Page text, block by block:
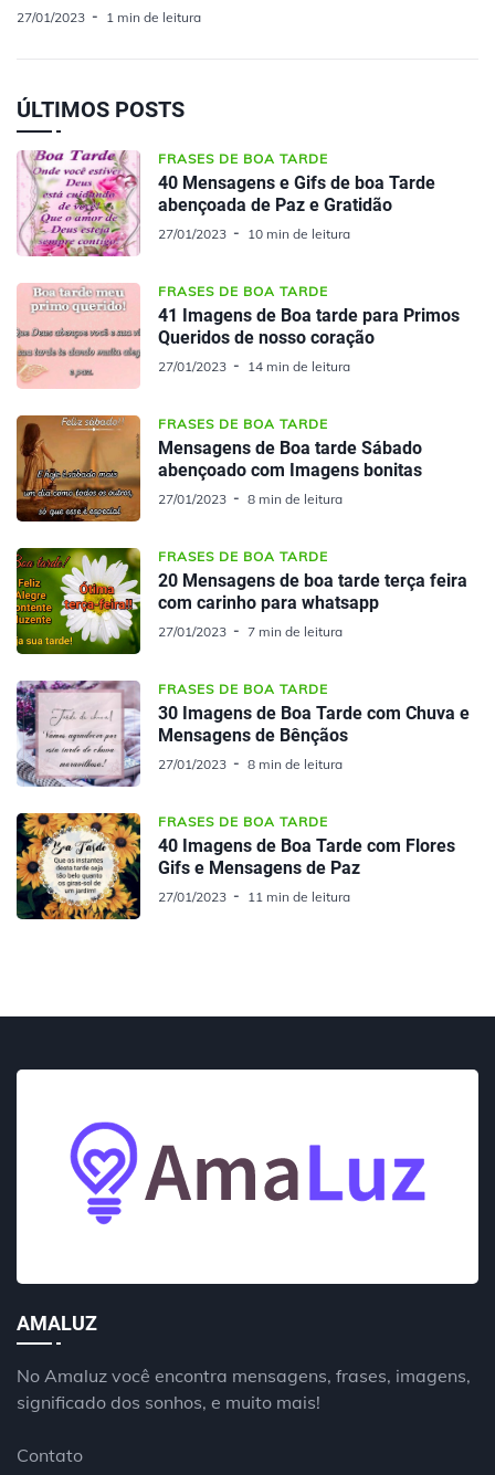
27/01/2023 1 min de leitura
ÚLTIMOS POSTS
FRASES DE BOA TARDE
40 Mensagens e Gifs de boa Tarde
abençoada de Paz e Gratidão
27/01/2023 10 min de leitura
FRASES DE BOA TARDE
41 Imagens de Boa tarde para Primos
Queridos de nosso coração
27/01/2023 14 min de leitura
FRASES DE BOA TARDE
Mensagens de Boa tarde Sábado
abençoado com Imagens bonitas
27/01/2023 8 min de leitura
FRASES DE BOA TARDE
20 Mensagens de boa tarde terça feira
com carinho para whatsapp
27/01/2023 7 min de leitura
FRASES DE BOA TARDE
30 Imagens de Boa Tarde com Chuva e
Mensagens de Bênçãos
27/01/2023 8 min de leitura
FRASES DE BOA TARDE
40 Imagens de Boa Tarde com Flores
Gifs e Mensagens de Paz
27/01/2023 11 min de leitura
AMALUZ
No Amaluz você encontra mensagens, frases, imagens,
significado dos sonhos, e muito mais!
Contato